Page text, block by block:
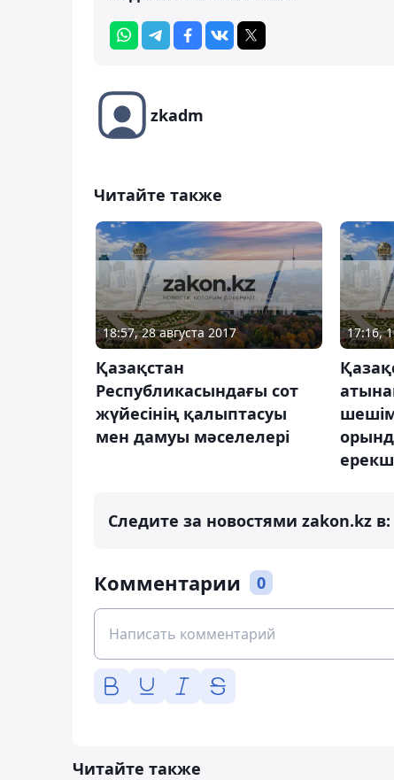
zkadm
Читайте также
18:57, 28 августа 2017
Қазақстан
Республикасындағы сот
жүйесінің қалыптасуы
мен дамуы мәселелері
17:16,
Следите за новостями zakon.kz в:
Комментарии 0
Читайте также